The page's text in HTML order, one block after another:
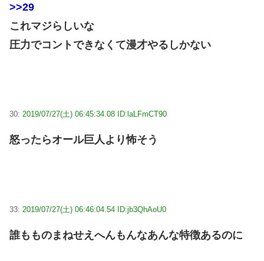
>>29
これマジらしいな
圧力でコントできなくて漫才やるしかない
30: 2019/07/27(土) 06:45:34.08 ID:laLFmCT90
怒ったらオール巨人より怖そう
33: 2019/07/27(土) 06:46:04.54 ID:jb3QhAoU0
誰もものまねせえへんもんなあんな特徴あるのに